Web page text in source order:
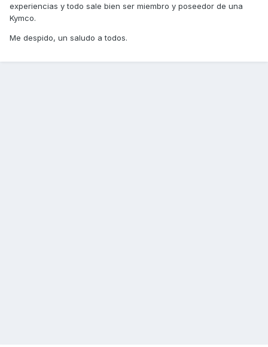
experiencias y todo sale bien ser miembro y poseedor de una
Kymco.
Me despido, un saludo a todos.